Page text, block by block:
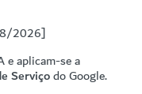
2026]
e aplicam-se a
Serviçodo Google.